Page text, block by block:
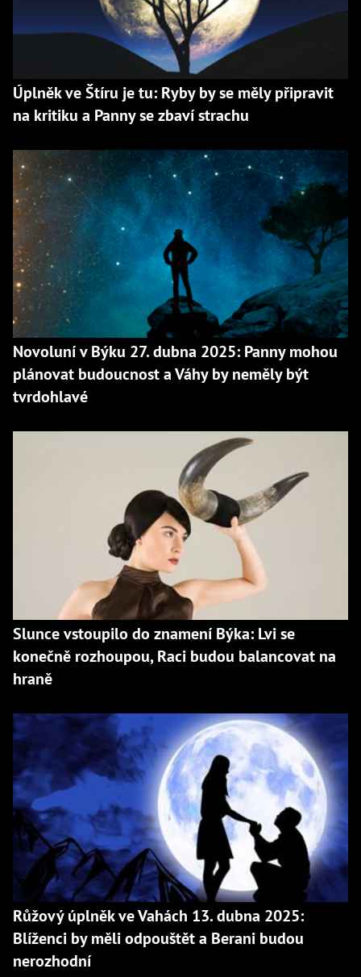
Úplněk ve Štíru je tu: Ryby by se měly připravit
na kritiku a Panny se zbaví strachu
Novoluní v Býku 27. dubna 2025: Panny mohou
plánovat budoucnost a Váhy by neměly být
tvrdohlavé
Slunce vstoupilo do znamení Býka: Lvi se
konečně rozhoupou, Raci budou balancovat na
hraně
Růžový úplněk ve Vahách 13. dubna 2025:
Blíženci by měli odpouštět a Berani budou
nerozhodní